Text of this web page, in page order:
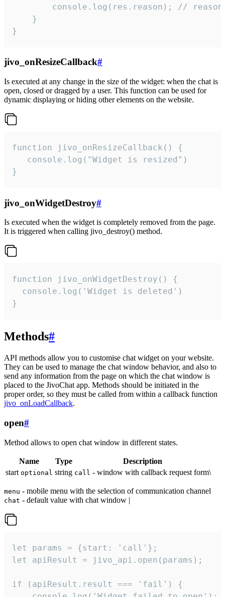
console.log(res.reason); //
    }
}
jivo_onResizeCallback#
Is executed at any change in the size of the widget: when the chat is
open, closed or dragged by a user. This function can be used for
dynamic displaying or hiding other elements on the website.
function jivo_onResizeCallback() {
   console.log("Widget is resized")
}
jivo_onWidgetDestroy#
Is executed when the widget is completely removed from the page.
It is triggered when calling jivo_destroy() method.
function jivo_onWidgetDestroy() {
  console.log('Widget is deleted')
}
Methods#
API methods allow you to customise chat widget on your website.
They can be used to manage the chat window behavior, and also to
send any information from the page on which the chat window is
placed to the JivoChat app. Methods should be initiated in the
proper order, so they must be called from within a callback function
jivo_onLoadCallback.
open#
Method allows to open chat window in different states.
Name Type
Description
start optional string call - window with callback request form\
menu - mobile menu with the selection of communication channel
chat - default value with chat window |
let params = {start: 'call'};
let apiResult = jivo_api.open(params);
if (apiResult.result === 'fail') {